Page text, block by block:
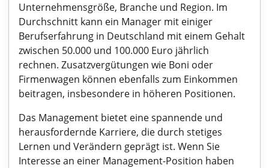
Unternehmensgröße, Branche und Region. Im
Durchschnitt kann ein Manager mit einiger
Berufserfahrung in Deutschland mit einem Gehalt
zwischen 50.000 und 100.000 Euro jährlich
rechnen. Zusatzvergütungen wie Boni oder
Firmenwagen können ebenfalls zum Einkommen
beitragen, insbesondere in höheren Positionen.
Das Management bietet eine spannende und
herausfordernde Karriere, die durch stetiges
Lernen und Verändern geprägt ist. Wenn Sie
Interesse an einer Management-Position haben